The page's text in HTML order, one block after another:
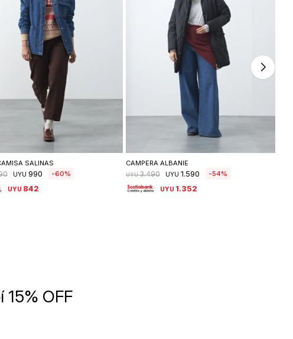
Seleccionar talle
SALINAS
UYU 990 60
UYU 842
CAMPERA ALBANIE
UYU 3.490 UYU 1.590 54
UYU 1.352
15% OFF